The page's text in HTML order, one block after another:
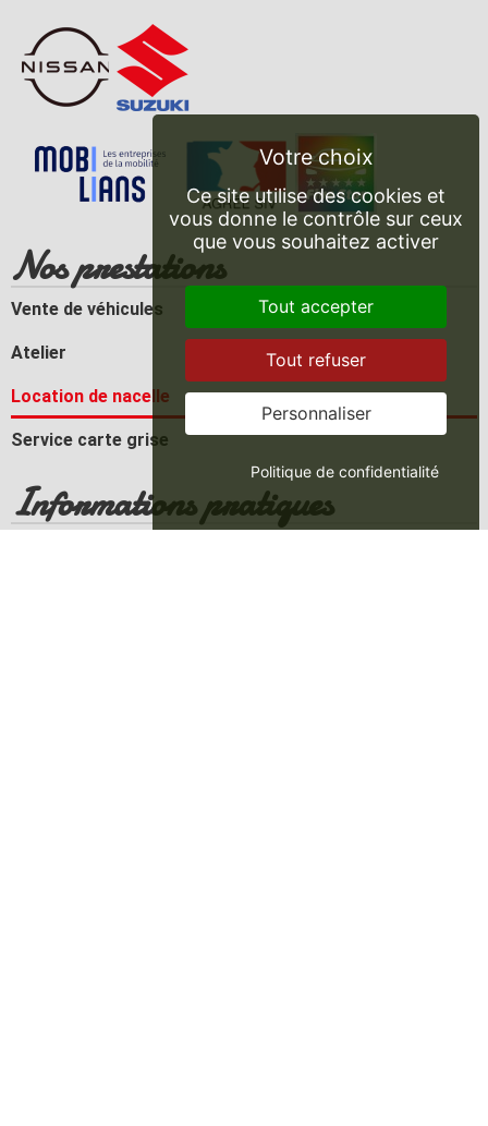
Nos prestations
Vente de véhicules
Atelier
Location de nacelle
Service carte grise
Informations pratiques
Ce site utilise des cookies et
vous donne le contrôle sur ceux
que vous souhaitez activer
Tout accepter
Tout refuser
Personnaliser
Politique de confidentialité